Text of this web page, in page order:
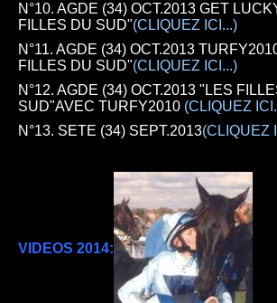
N°10. AGDE (34) OCT.2013 GET
FILLES DU SUD"(CLIQUEZ ICI...)
N°11. AGDE (34) OCT.2013
FILLES DU SUD"(CLIQUEZ ICI...)
N°12. AGDE (34) OCT.2013 "LES
SUD"AVEC TURFY2010 (CLIQUEZ
N°13. SETE (34) SEPT.2013(CLIQUEZ
VIDEOS 2014: